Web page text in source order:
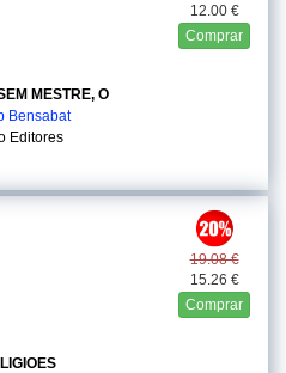
12.00 €
Comprar
MESTRE, O
Bensabat
Editores
19.08 €
15.26 €
Comprar